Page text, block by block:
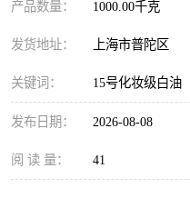
产品数量： 1000.00千克
发货地址： 上海市普陀区
关键词： 15号化妆级白油
发布日期： 2026-08-08
阅 读 量： 41